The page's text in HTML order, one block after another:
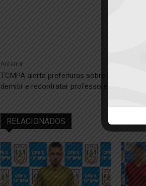
Anterior
TCMPA alerta prefeituras sobre prática
demitir e recontratar professores
RELACIONADOS